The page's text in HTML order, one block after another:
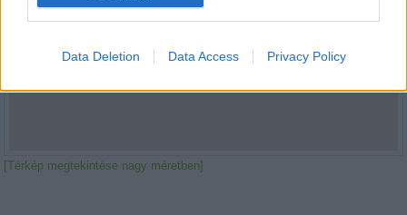
Data Deletion Data Access Privacy Policy
[Térkép megtekintése nagy méretben]